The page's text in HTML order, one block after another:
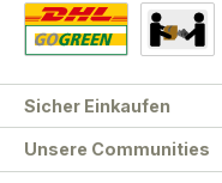
Unsere Communities
Sicher Einkaufen